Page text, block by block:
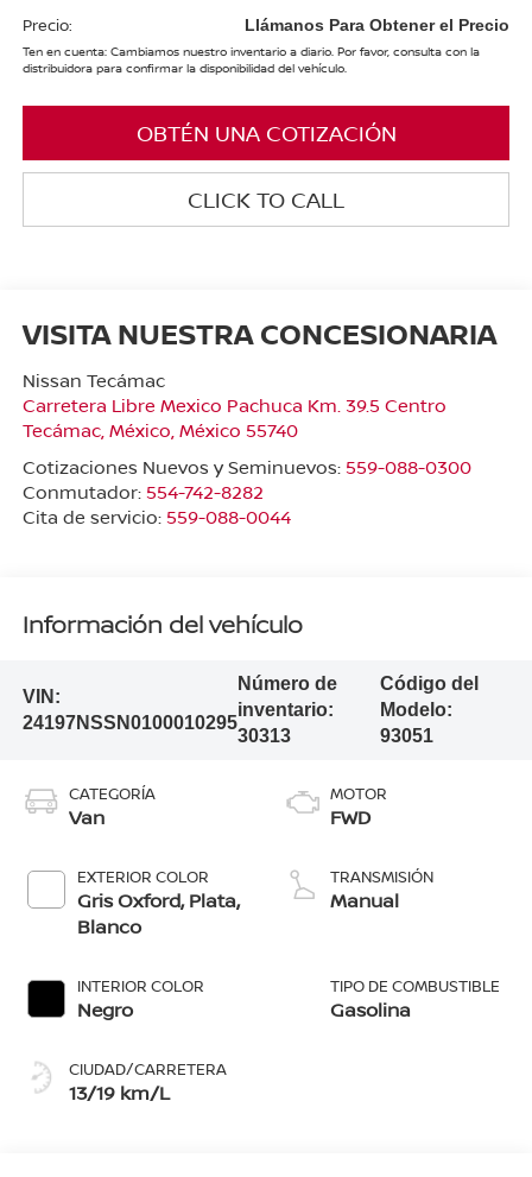
Precio: Llámanos Para Obtener el Precio
Ten en cuenta: Cambiamos nuestro inventario a diario. Por favor, consulta con la
distribuidora para confirmar la disponibilidad del vehículo.
OBTÉN UNA COTIZACIÓN
CLICK TO CALL
VISITA NUESTRA CONCESIONARIA
Nissan Tecámac
Carretera Libre Mexico Pachuca Km. 39.5 Centro
Tecámac, México , México 55740
Cotizaciones Nuevos y Seminuevos: 559-088-0300
Conmutador: 554-742-8282
Cita de servicio: 559-088-0044
Información del vehículo
VIN:
24197NSSN0100010295
Número de
inventario:
30313
Código del
Modelo:
93051
CATEGORÍA
Van
EXTERIOR COLOR
Gris Oxford, Plata,
Blanco
INTERIOR COLOR
Negro
CIUDAD/CARRETERA
13/19 km/L
MOTOR
FWD
TRANSMISIÓN
Manual
TIPO DE COMBUSTIBLE
Gasolina